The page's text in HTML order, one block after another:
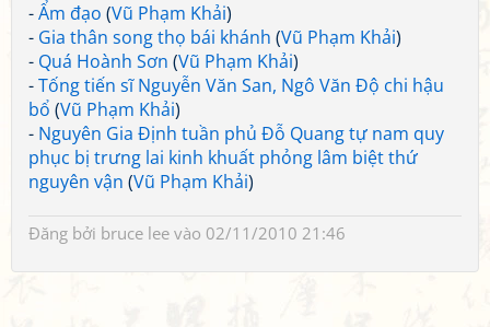
-Ẩm đạo (Vũ Phạm Khải)
- Gia thân song thọ bái khánh (Vũ Phạm Khải)
- Quá Hoành Sơn (Vũ Phạm Khải)
-Tống tiến sĩ Nguyễn Văn San, Ngô Văn Độ chi hậu
bổ (Vũ Phạm Khải)
- Nguyên Gia Định tuần phủ Đỗ Quang tự nam quy
phục bị trưng lai kinh khuất phỏng lâm biệt thứ
nguyên vận (Vũ Phạm Khải)
Đăng bởi bruce lee vào 02/11/2010 21:46